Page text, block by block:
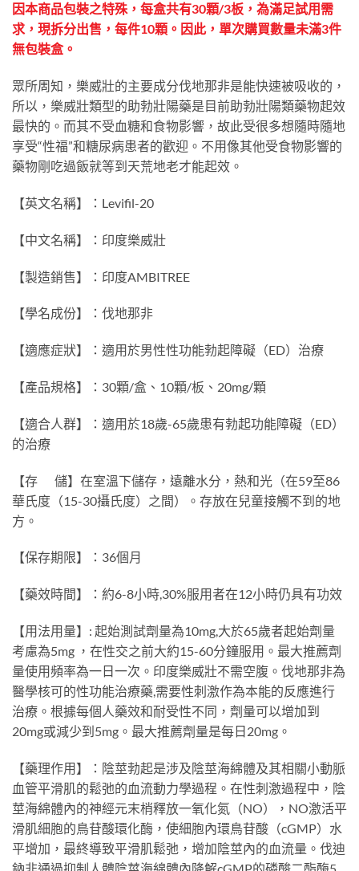
因本商品包裝之特殊，每盒共有30顆/3板，為滿足試用需
求，現拆分出售，每件10顆。因此，單次購買數量未滿3件
無包裝盒。
眾所周知，樂威壯的主要成分伐地那非是能快速被吸收的，
所以，樂威壯類型的助勃壯陽藥是目前助勃壯陽類藥物起效
最快的。而其不受血糖和食物影響，故此受很多想隨時隨地
享受“性福”和糖尿病患者的歡迎。不用像其他受食物影響的
藥物剛吃過飯就等到天荒地老才能起效。
【英文名稱】：Levifil-20
【中文名稱】：印度樂威壯
【製造銷售】：印度AMBITREE
【學名成份】：伐地那非
【適應症狀】：適用於男性性功能勃起障礙（ED）治療
【產品規格】：30顆/盒、10顆/板、20mg/顆
【適合人群】：適用於18歲-65歲患有勃起功能障礙（ED）
的治療
【存 儲】在室溫下儲存，遠離水分，熱和光（在59至86
華氏度（15-30攝氏度）之間）。存放在兒童接觸不到的地
方。
【保存期限】：36個月
【藥效時間】：約6-8小時,30%服用者在12小時仍具有功效
【用法用量】: 起始測試劑量為10mg,大於65歲者起始劑量
考慮為5mg ，在性交之前大約15-60分鐘服用。最大推薦劑
量使用頻率為一日一次。印度樂威壯不需空腹。伐地那非為
醫學核可的性功能治療藥,需要性刺激作為本能的反應進行
治療。根據每個人藥效和耐受性不同，劑量可以增加到
20mg或減少到5mg。最大推薦劑量是每日20mg。
【藥理作用】：陰莖勃起是涉及陰莖海綿體及其相關小動脈
血管平滑肌的鬆弛的血流動力學過程。在性刺激過程中，陰
莖海綿體內的神經元末梢釋放一氧化氮（NO），NO激活平
滑肌細胞的鳥苷酸環化酶，使細胞內環鳥苷酸（cGMP）水
平增加，最終導致平滑肌鬆弛，增加陰莖內的血流量。伐迪